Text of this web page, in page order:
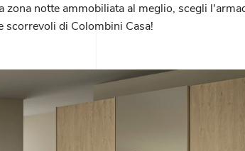
zona notte ammobiliata al meglio, scegli
scorrevoli di Colombini Casa!